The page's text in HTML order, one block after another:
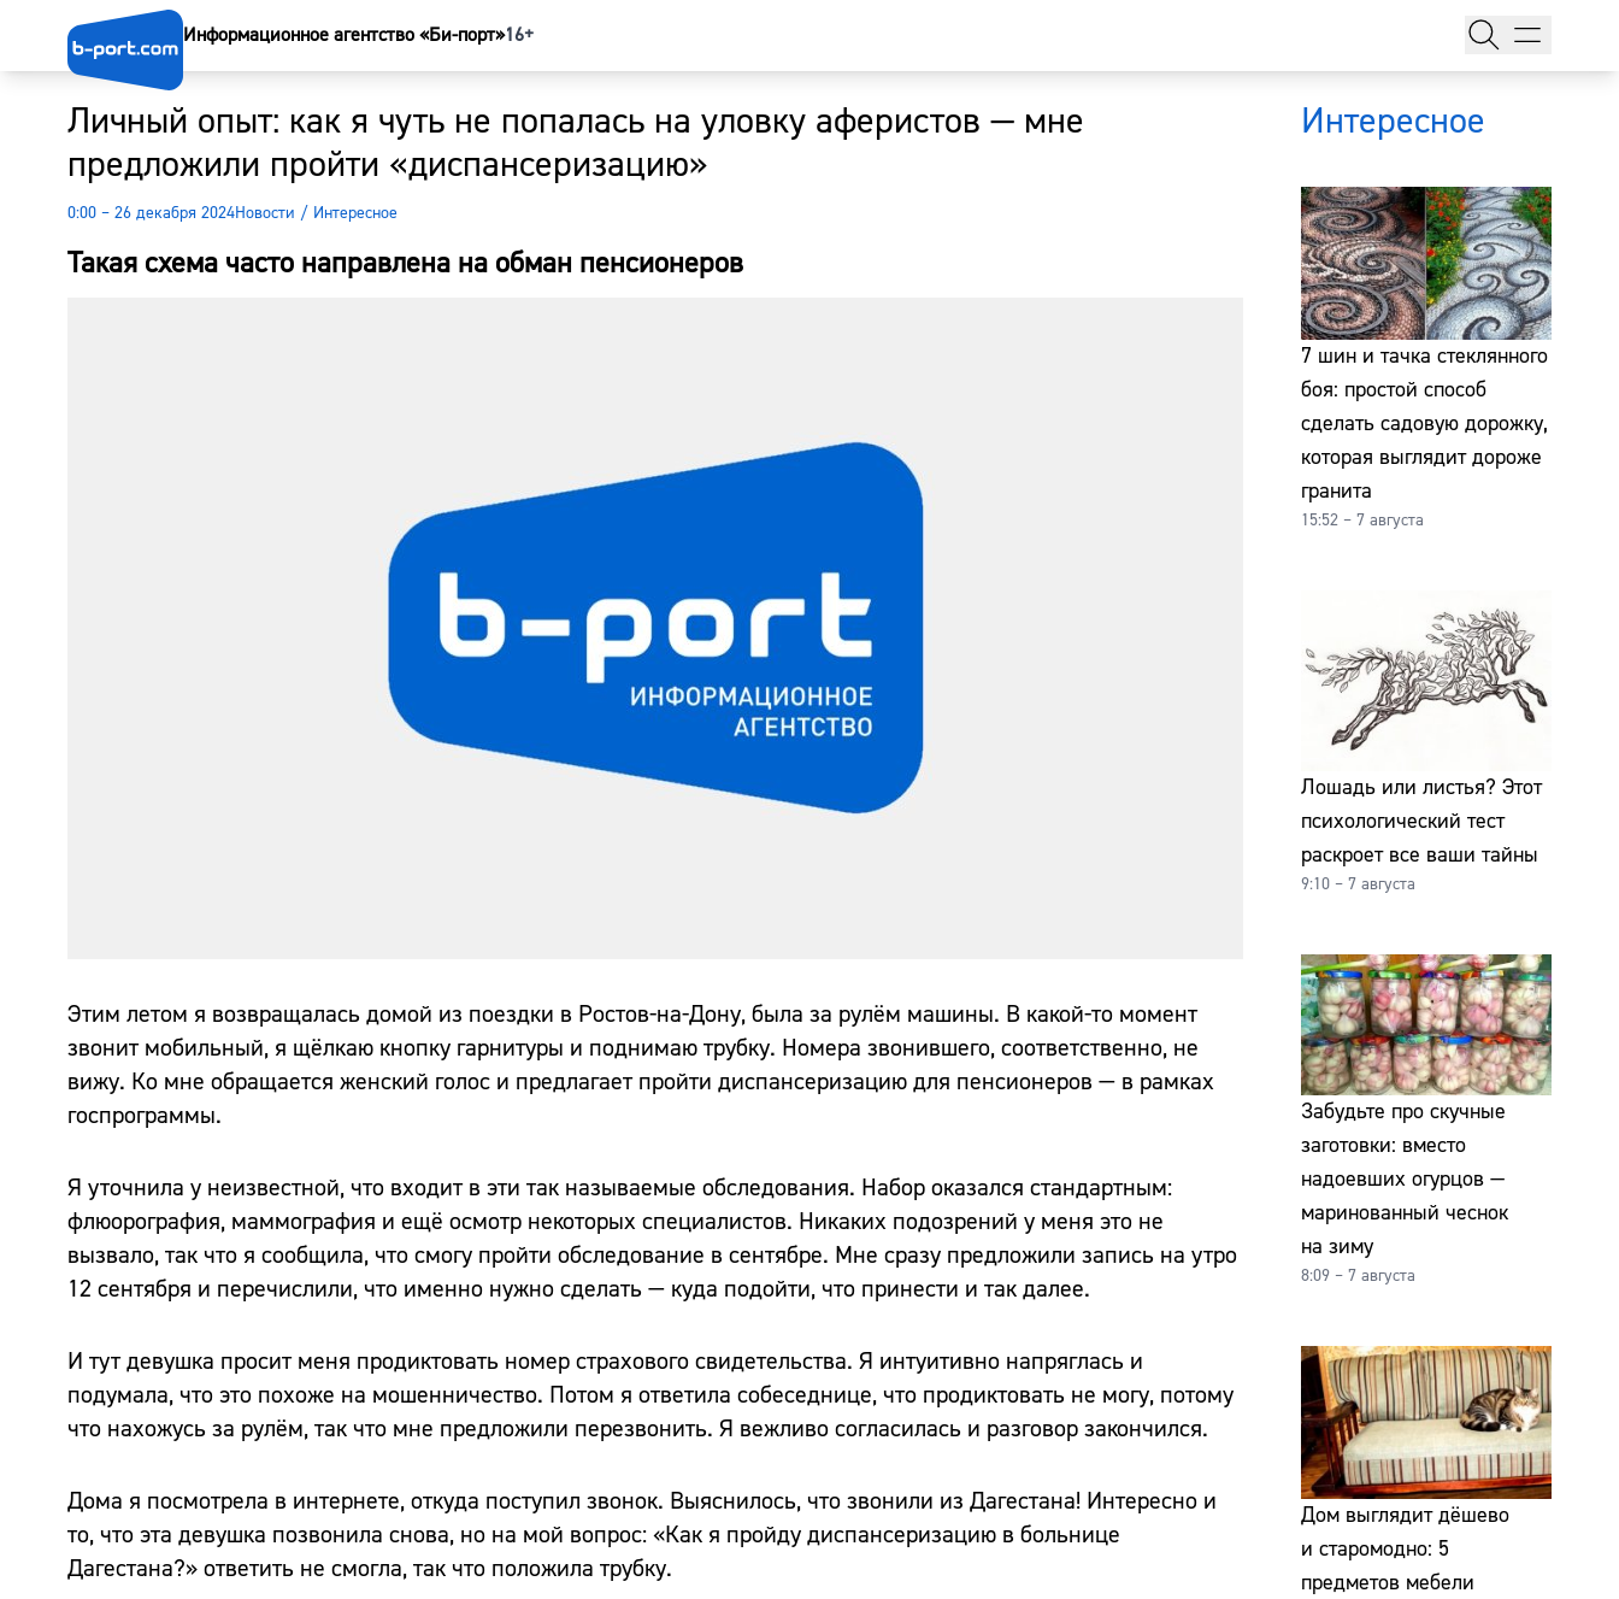
Информационное агентство «Би-порт»16+
Личный опыт: как я чуть не попалась на уловку аферистов — мне
предложили пройти «диспансеризацию»
0:00 – 26 декабря 2024Новости / Интересное
Такая схема часто направлена на обман пенсионеров
Этим летом я возвращалась домой из поездки в Ростов-на-Дону, была за рулём машины. В какой-то момент
звонит мобильный, я щёлкаю кнопку гарнитуры и поднимаю трубку. Номера звонившего, соответственно, не
вижу. Ко мне обращается женский голос и предлагает пройти диспансеризацию для пенсионеров — в рамках
госпрограммы.
Я уточнила у неизвестной, что входит в эти так называемые обследования. Набор оказался стандартным:
флюорография, маммография и ещё осмотр некоторых специалистов. Никаких подозрений у меня это не
вызвало, так что я сообщила, что смогу пройти обследование в сентябре. Мне сразу предложили запись на утро
12 сентября и перечислили, что именно нужно сделать — куда подойти, что принести и так далее.
И тут девушка просит меня продиктовать номер страхового свидетельства. Я интуитивно напряглась и
подумала, что это похоже на мошенничество. Потом я ответила собеседнице, что продиктовать не могу, потому
что нахожусь за рулём, так что мне предложили перезвонить. Я вежливо согласилась и разговор закончился.
Дома я посмотрела в интернете, откуда поступил звонок. Выяснилось, что звонили из Дагестана! Интересно и
то, что эта девушка позвонила снова, но на мой вопрос: «Как я пройду диспансеризацию в больнице
Дагестана?» ответить не смогла, так что положила трубку.
Интересное
7 шин и тачка стеклянного
боя: простой способ
сделать садовую дорожку,
которая выглядит дороже
гранита
15:52 – 7 августа
Лошадь или листья? Этот
психологический тест
раскроет все ваши тайны
9:10 – 7 августа
Забудьте про скучные
заготовки: вместо
надоевших огурцов —
маринованный чеснок
на зиму
8:09 – 7 августа
Дом выглядит дёшево
и старомодно: 5
предметов мебели
Главная
Курсы валют